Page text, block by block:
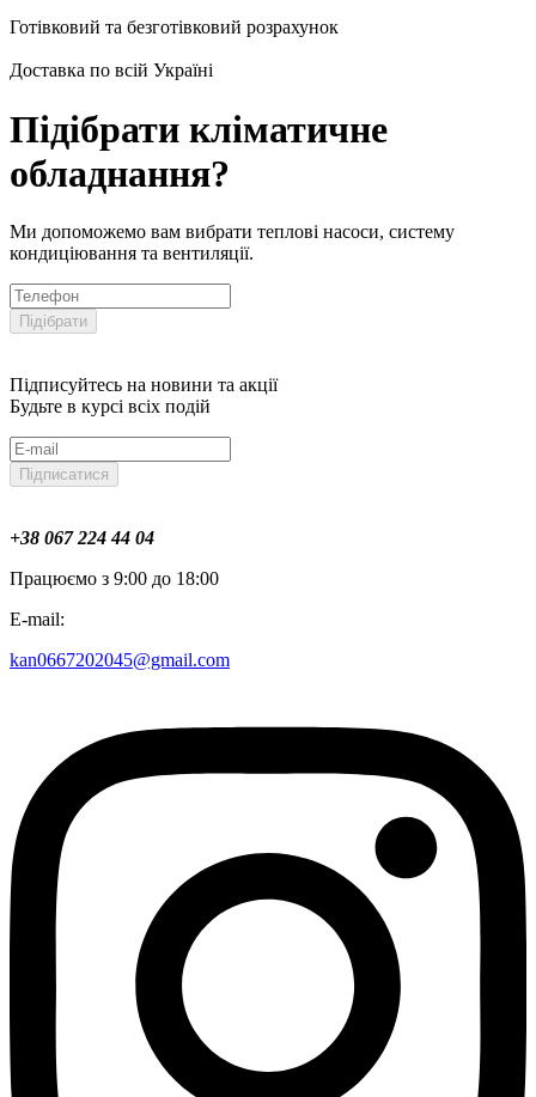
Готівковий та безготівковий розрахунок
Доставка по всій Україні
Підібрати кліматичне
обладнання?
Ми допоможемо вам вибрати теплові насоси, систему
кондиціювання та вентиляції.
Підібрати
Підписуйтесь на новини та акції
Будьте в курсі всіх подій
Підписатися
+38 067 224 44 04
Працюємо з 9:00 до 18:00
E-mail:
kan0667202045@gmail.com